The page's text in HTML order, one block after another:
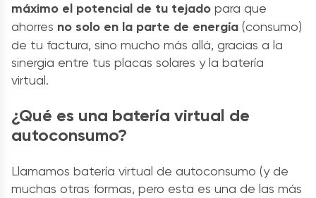
máximo el potencial de tu tejado para que
ahorres no solo en la parte de energía (consumo)
de tu factura, sino mucho más allá, gracias a la
sinergia entre tus placas solares y la batería
virtual.
¿Qué es una batería virtual de
autoconsumo?
Llamamos batería virtual de autoconsumo (y de
muchas otras formas, pero esta es una de las más